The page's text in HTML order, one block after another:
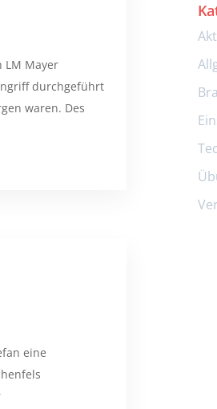
LM Mayer
durchgeführt
waren. Des
eine